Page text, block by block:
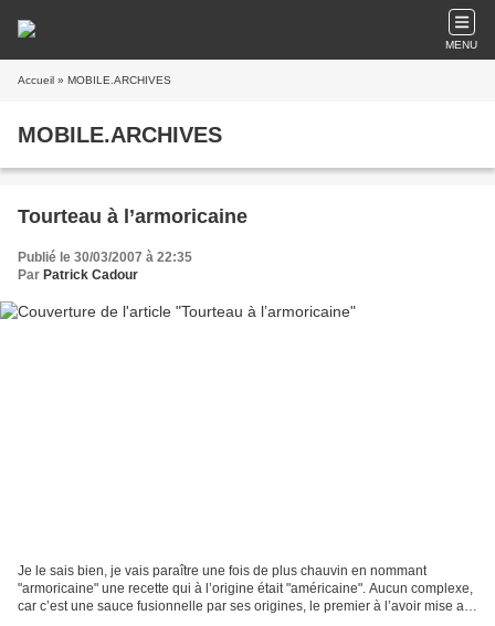
MENU
Accueil » MOBILE.ARCHIVES
MOBILE.ARCHIVES
Tourteau à l’armoricaine
Publié le 30/03/2007 à 22:35
Par Patrick Cadour
Je le sais bien, je vais paraître une fois de plus chauvin en nommant
"armoricaine" une recette qui à l’origine était "américaine". Aucun complexe,
car c’est une sauce fusionnelle par ses origines, le premier à l’avoir mise au